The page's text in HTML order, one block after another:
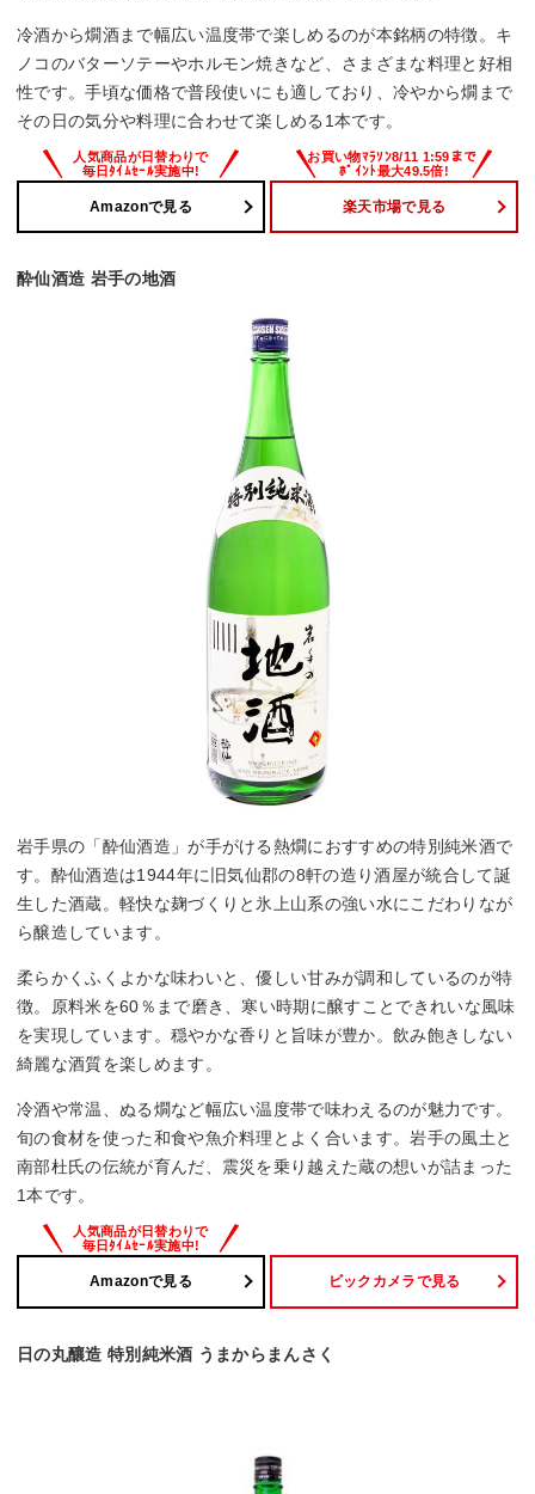
冷酒から燗酒まで幅広い温度帯で楽しめるのが本銘柄の特徴。キ
ノコのバターソテーやホルモン焼きなど、さまざまな料理と好相
性です。手頃な価格で普段使いにも適しており、冷やから燗まで
その日の気分や料理に合わせて楽しめる1本です。
Amazonで見る 楽天市場で見る
酔仙酒造 岩手の地酒
岩手県の「酔仙酒造」が手がける熱燗におすすめの特別純米酒で
す。酔仙酒造は1944年に旧気仙郡の8軒の造り酒屋が統合して誕
生した酒蔵。軽快な麹づくりと氷上山系の強い水にこだわりなが
ら醸造しています。
柔らかくふくよかな味わいと、優しい甘みが調和しているのが特
徴。原料米を60％まで磨き、寒い時期に醸すことできれいな風味
を実現しています。穏やかな香りと旨味が豊か。飲み飽きしない
綺麗な酒質を楽しめます。
冷酒や常温、ぬる燗など幅広い温度帯で味わえるのが魅力です。
旬の食材を使った和食や魚介料理とよく合います。岩手の風土と
南部杜氏の伝統が育んだ、震災を乗り越えた蔵の想いが詰まった
1本です。
Amazonで見る ビックカメラで見る
日の丸釀造 特別純米酒 うまからまんさく